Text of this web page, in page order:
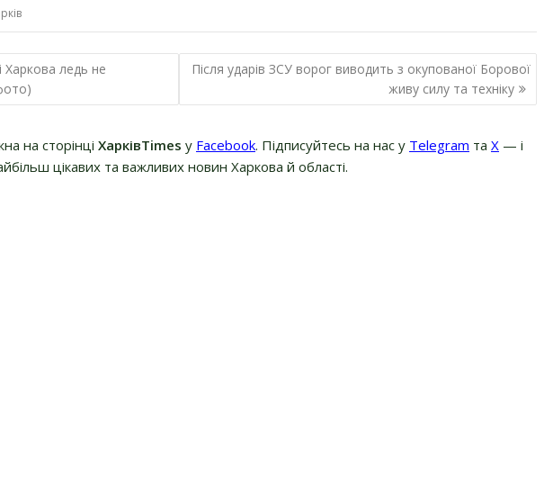
Харкова ледь не
Після ударів ЗСУ ворог виводить з окупованої Борової
живу силу та техніку
на сторінці ХарківTimes у Facebook. Підписуйтесь на нас у Telegram та Х — і
цікавих та важливих новин Харкова й області.